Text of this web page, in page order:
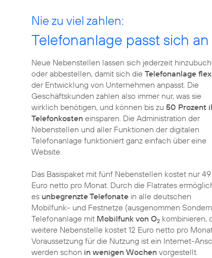
Nie zu viel zahlen:
Telefonanlage passt sich an
Neue Nebenstellen lassen sich jederzeit
oder abbestellen, damit sich die Telefonanlage
der Entwicklung von Unternehmen anpasst. Die
Geschäftskunden zahlen also immer nur, was sie
wirklich benötigen, und können bis zu 50 Prozent
Telefonkosten einsparen. Die Administration der
Nebenstellen und aller Funktionen der digitalen
Telefonanlage funktioniert ganz einfach über eine
Website.
Das Basispaket mit fünf Nebenstellen kostet nur 49
Euro netto pro Monat. Durch die Flatrates
es unbegrenzte Telefonate in alle deutschen
Mobilfunk- und Festnetze (ausgenommen
Telefonanlage mit Mobilfunk von O2 kombinieren,
weitere Nebenstelle kostet 12 Euro netto pro
Voraussetzung für die Nutzung ist ein Internet-
werden schon in wenigen Wochen vorgestellt.